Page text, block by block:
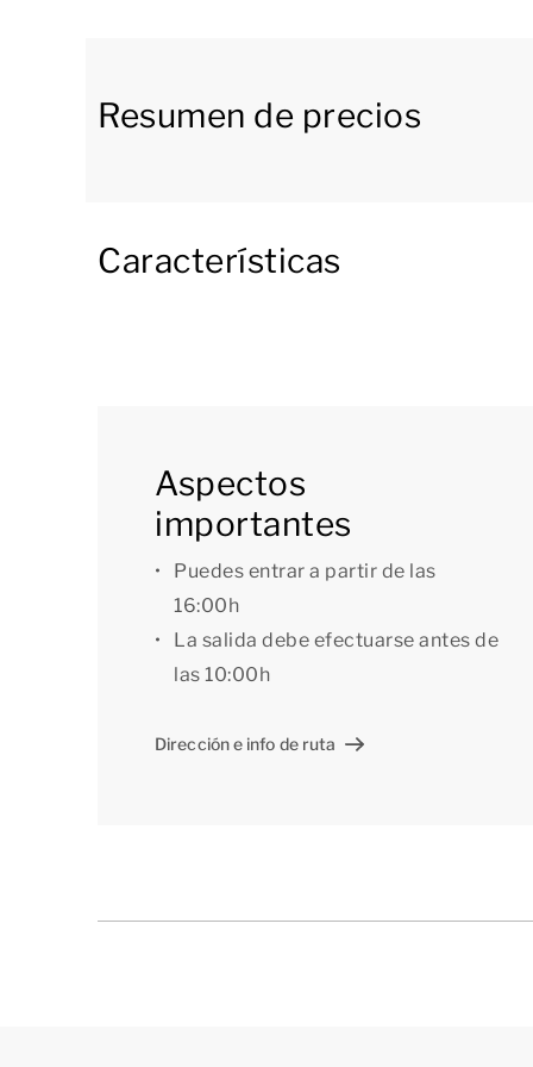
Sus dos dormitorios con 2 camas individuales
Desde el salón se accede a una espaciosa
Este apartamento también dispone de un
secadora. Además tienes a tu disposición
(altura máxima: 2,00 metros), un
a wifi durante tu estancia.
[i]La distribución de los alojamientos puede
muestra de ellos, pero se facilitan sólo con
Resumen de precios
Características
Aspectos
importantes
Puedes entrar a partir de las
16:00h
La salida debe efectuarse antes de
las 10:00h
Dirección e info de ruta